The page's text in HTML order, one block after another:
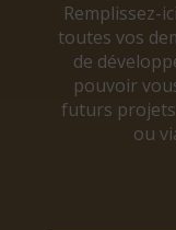
Remplissez-
toutes vos
de
pouvoir
futurs projets
ou